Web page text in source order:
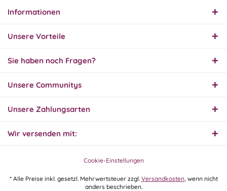
Super schnelle Lieferung,
Produkt und Preis
30.07.26
Informationen
Unsere Vorteile
Sie haben noch Fragen?
Unsere Communitys
Unsere Zahlungsarten
Wir versenden mit:
Cookie-Einstellungen
* Alle Preise inkl. gesetzl. Mehrwertsteuer zzgl. Versandkosten, wenn nicht
anders beschrieben.